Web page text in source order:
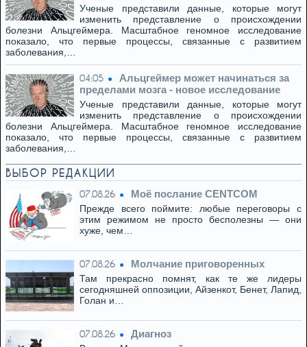
Ученые представили данные, которые могут
изменить представление о происхождении
болезни Альцгеймера. Масштабное геномное исследование
показало, что первые процессы, связанные с развитием
заболевания,…
04:05
Альцгеймер может начинаться за
пределами мозга - новое исследование
Ученые представили данные, которые могут
изменить представление о происхождении
болезни Альцгеймера. Масштабное геномное исследование
показало, что первые процессы, связанные с развитием
заболевания,…
ВЫБОР РЕДАКЦИИ
07.08.26 Моё послание CENTCOM
Прежде всего поймите: любые переговоры с
этим режимом не просто бесполезны — они
хуже, чем…
07.08.26 Молчание приговоренных
Там прекрасно помнят, как те же лидеры
сегодняшней оппозиции, Айзенкот, Бенет, Лапид,
Голан и…
07.08.26 Диагноз